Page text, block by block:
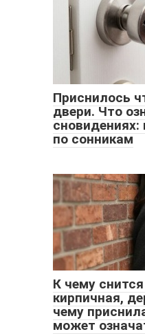
Приснилось
двери. Что
по сонникам
К чему
кирпичная,
чему
может